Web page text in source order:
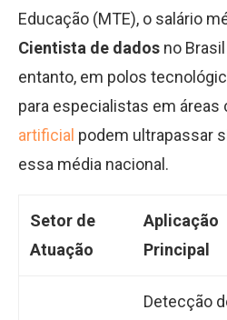
Educação (MTE), o salário
Cientista de dados no
entanto, em polos
para especialistas em áreas
artificial podem ultrapassar
essa média nacional.
Setor de
Atuação
Aplicação
Principal
Detecção